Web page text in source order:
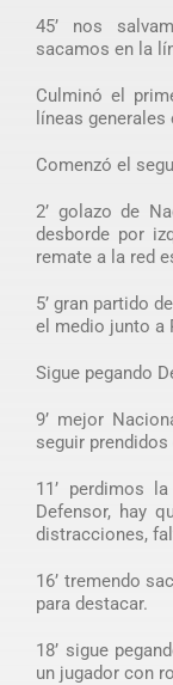
45’ nos
sacamos en la
Culminó el
líneas
Comenzó el
2’ golazo de
desborde por
remate a la red
5’ gran partido
el medio junto a
Sigue pegando
9’ mejor
seguir
11’ perdimos
Defensor, hay
distracciones,
16’ tremendo
para destacar.
18’ sigue
un jugador con